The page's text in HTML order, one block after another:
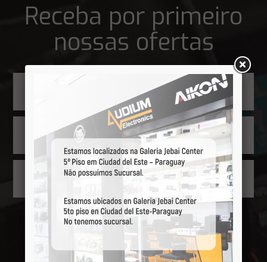
Receba por primeiro
nossas ofertas